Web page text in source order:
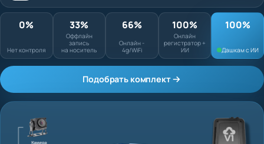
0%
Оффлайн запись
на носитель
66%
Онлайн - 4g/WiFi
100%